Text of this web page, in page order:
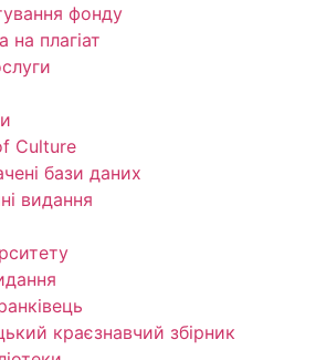
фонду
на плагіат
Culture
бази даних
видання
краєзнавчий збірник